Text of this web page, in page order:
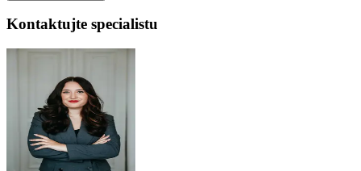
Kontaktujte specialistu